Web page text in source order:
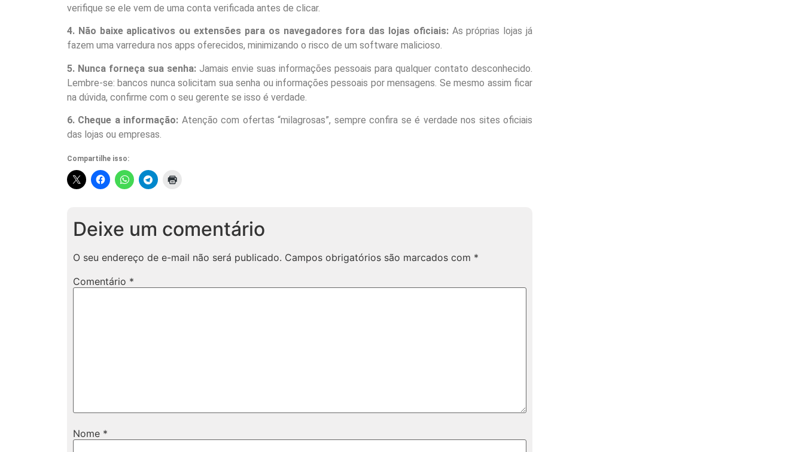
verifique se ele vem de uma conta verificada antes de clicar.
4. Não baixe aplicativos ou extensões para os navegadores fora das lojas oficiais: As próprias lojas já
fazem uma varredura nos apps oferecidos, minimizando o risco de um software malicioso.
5. Nunca forneça sua senha: Jamais envie suas informações pessoais para qualquer contato desconhecido.
Lembre-se: bancos nunca solicitam sua senha ou informações pessoais por mensagens. Se mesmo assim ficar
na dúvida, confirme com o seu gerente se isso é verdade.
6. Cheque a informação: Atenção com ofertas “milagrosas”, sempre confira se é verdade nos sites oficiais
das lojas ou empresas.
Compartilhe isso:
Deixe um comentário
O seu endereço de e-mail não será publicado. Campos obrigatórios são marcados com *
Comentário *
Nome *